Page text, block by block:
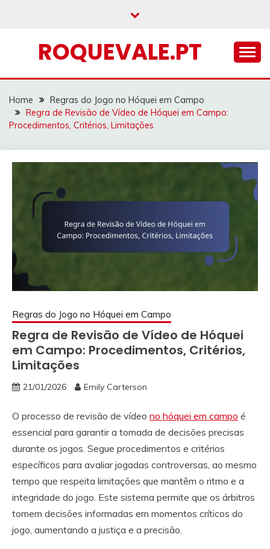
ROQUEVALE.PT
Home
Regras do Jogo no Hóquei em Campo
Regra de Revisão de Vídeo de Hóquei em Campo:
Procedimentos, Critérios, Limitações
Regras do Jogo no Hóquei em Campo
Regra de Revisão de Vídeo de Hóquei
em Campo: Procedimentos, Critérios,
Limitações
21/01/2026 Emily Carterson
O processo de revisão de vídeo no hóquei em campo é
essencial para garantir a tomada de decisões precisas
durante os jogos. Segue procedimentos e critérios
específicos para avaliar jogadas controversas, ao mesmo
tempo que respeita limitações que mantêm o ritmo e a
integridade do jogo. Este sistema permite que os árbitros
tomem decisões informadas em momentos críticos do
jogo, aumentando a justiça e a precisão.